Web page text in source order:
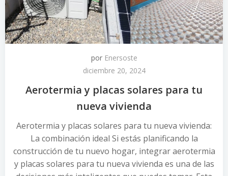
por Enersoste
diciembre 20, 2024
Aerotermia y placas solares para tu
nueva vivienda
Aerotermia y placas solares para tu nueva vivienda:
La combinación ideal Si estás planificando la
construcción de tu nuevo hogar, integrar aerotermia
y placas solares para tu nueva vivienda es una de las